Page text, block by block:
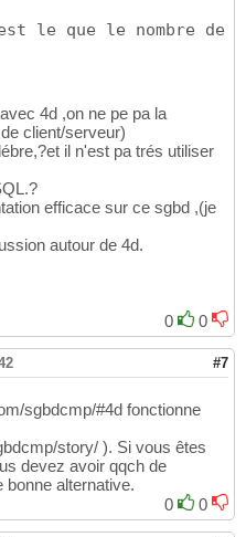
le que le nombre
4d ,on ne pe pa la
client/serveur)
il n'est pa trés utiliser
efficace sur ce sgbd ,(je
autour de 4d.
0
0
#7
sgbdcmp/#4d fonctionne
story/ ). Si vous êtes
devez avoir qqch de
alternative.
0
0